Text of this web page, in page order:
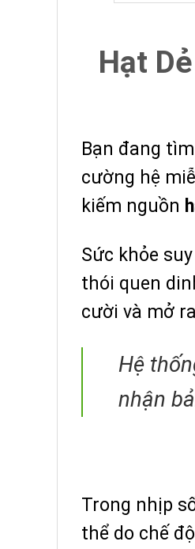
Hạt
Bạn đang
cường hệ
kiếm nguồn
Sức khỏe
thói quen
cười và mở
Hệ
nhận
Trong nhịp
thể do chế